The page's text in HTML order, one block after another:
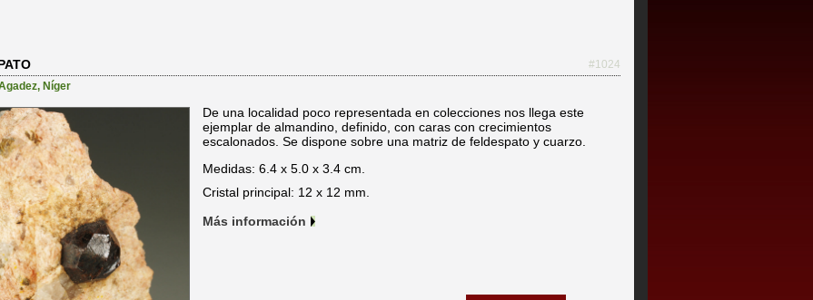
#1024
, Níger
De una localidad poco representada en colecciones nos llega este
ejemplar de almandino, definido, con caras con crecimientos
escalonados. Se dispone sobre una matriz de feldespato y cuarzo.
Medidas: 6.4 x 5.0 x 3.4 cm.
Cristal principal: 12 x 12 mm.
Más información